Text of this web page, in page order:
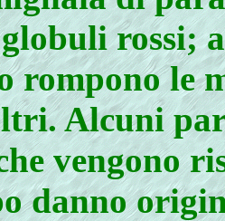
rossi;
le
Alcuni
vengono
danno